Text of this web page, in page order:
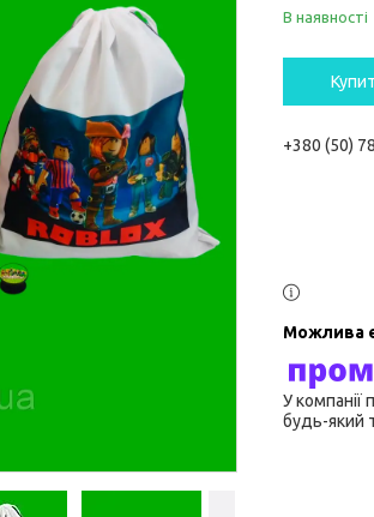
В наявності
+380 (50)
У компанії
будь-який